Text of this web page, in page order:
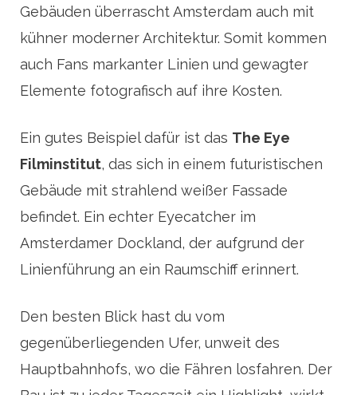
Gebäuden überrascht Amsterdam auch mit
kühner moderner Architektur. Somit kommen
auch Fans markanter Linien und gewagter
Elemente fotografisch auf ihre Kosten.
Ein gutes Beispiel dafür ist das The Eye
Filminstitut, das sich in einem futuristischen
Gebäude mit strahlend weißer Fassade
befindet. Ein echter Eyecatcher im
Amsterdamer Dockland, der aufgrund der
Linienführung an ein Raumschiff erinnert.
Den besten Blick hast du vom
gegenüberliegenden Ufer, unweit des
Hauptbahnhofs, wo die Fähren losfahren. Der